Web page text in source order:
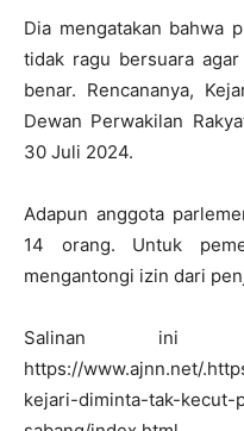
Dia mengatakan bahwa
tidak ragu bersuara
benar. Rencananya,
Dewan Perwakilan
30 Juli 2024.
Adapun anggota
14 orang. Untuk
mengantongi izin dari
Salinan ini
https://www.ajnn.net/
kejari-diminta-tak-kecut-